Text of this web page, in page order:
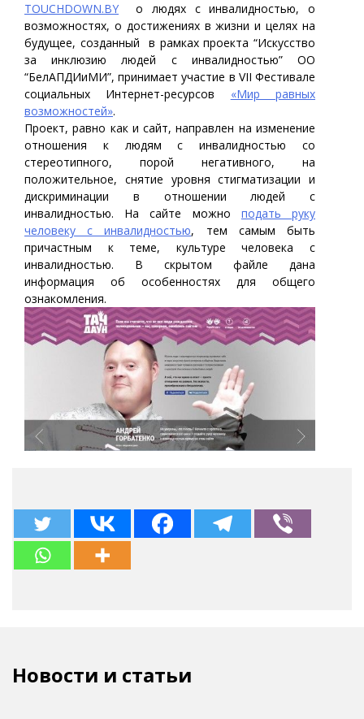
TOUCHDOWN.BY о людях с инвалидностью, о
возможностях, о достижениях в жизни и целях на
будущее, созданный в рамках проекта “Искусство
за инклюзию людей с инвалидностью” ОО
“БелАПДИиМИ”, принимает участие в VII Фестивале
социальных Интернет-ресурсов «Мир равных
возможностей».
Проект, равно как и сайт, направлен на изменение
отношения к людям с инвалидностью со
стереотипного, порой негативного, на
положительное, снятие уровня стигматизации и
дискриминации в отношении людей с
инвалидностью. На сайте можно подать руку
человеку с инвалидностью, тем самым быть
причастным к теме, культуре человека с
инвалидностью. В скрытом файле дана
информация об особенностях для общего
ознакомления.
Новости и статьи